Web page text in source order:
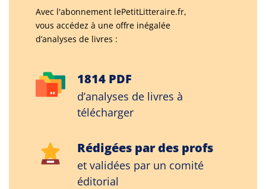
Avec l'abonnement lePetitLitteraire.fr,
vous accédez à une offre inégalée
d’analyses de livres :
1814 PDF
d’analyses de livres à
télécharger
Rédigées par des profs
et validées par un comité
éditorial